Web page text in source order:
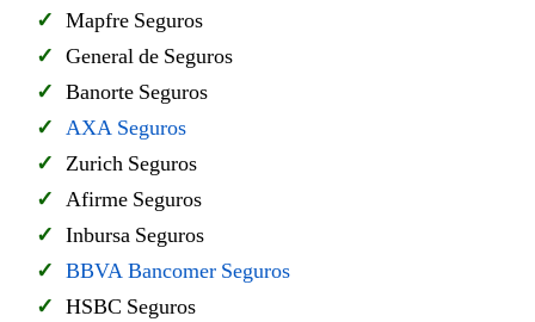
Mapfre Seguros
General de Seguros
Banorte Seguros
AXA Seguros
Zurich Seguros
Afirme Seguros
Inbursa Seguros
BBVA Bancomer Seguros
HSBC Seguros